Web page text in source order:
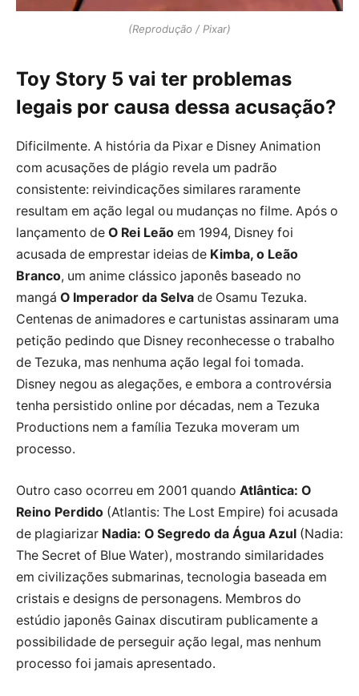
(Reprodução / Pixar)
Toy Story 5 vai ter problemas
legais por causa dessa acusação?
Dificilmente. A história da Pixar e Disney Animation
com acusações de plágio revela um padrão
consistente: reivindicações similares raramente
resultam em ação legal ou mudanças no filme. Após o
lançamento de O Rei Leão em 1994, Disney foi
acusada de emprestar ideias de Kimba, o Leão
Branco, um anime clássico japonês baseado no
mangá O Imperador da Selva de Osamu Tezuka.
Centenas de animadores e cartunistas assinaram uma
petição pedindo que Disney reconhecesse o trabalho
de Tezuka, mas nenhuma ação legal foi tomada.
Disney negou as alegações, e embora a controvérsia
tenha persistido online por décadas, nem a Tezuka
Productions nem a família Tezuka moveram um
processo.
Outro caso ocorreu em 2001 quando Atlântica: O
Reino Perdido (Atlantis: The Lost Empire) foi acusada
de plagiarizar Nadia: O Segredo da Água Azul (Nadia:
The Secret of Blue Water), mostrando similaridades
em civilizações submarinas, tecnologia baseada em
cristais e designs de personagens. Membros do
estúdio japonês Gainax discutiram publicamente a
possibilidade de perseguir ação legal, mas nenhum
processo foi jamais apresentado.